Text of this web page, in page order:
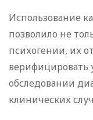
Использование
позволило не
психогении, их
верифицировать
обследовании
клинических